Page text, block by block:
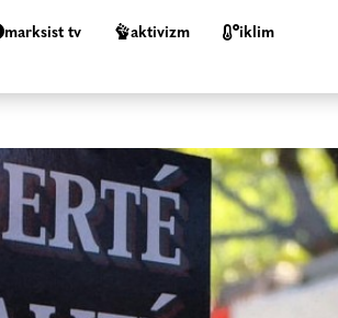
marksist tv aktivizm i̇klim